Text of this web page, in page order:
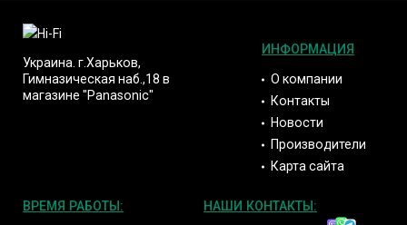
Украина. г.Харьков,
Гимназическая наб.,18 в
магазине "Panasonic"
ИНФОРМАЦИЯ
О компании
Контакты
Новости
Производители
Карта сайта
ВРЕМЯ РАБОТЫ: НАШИ КОНТАКТЫ: